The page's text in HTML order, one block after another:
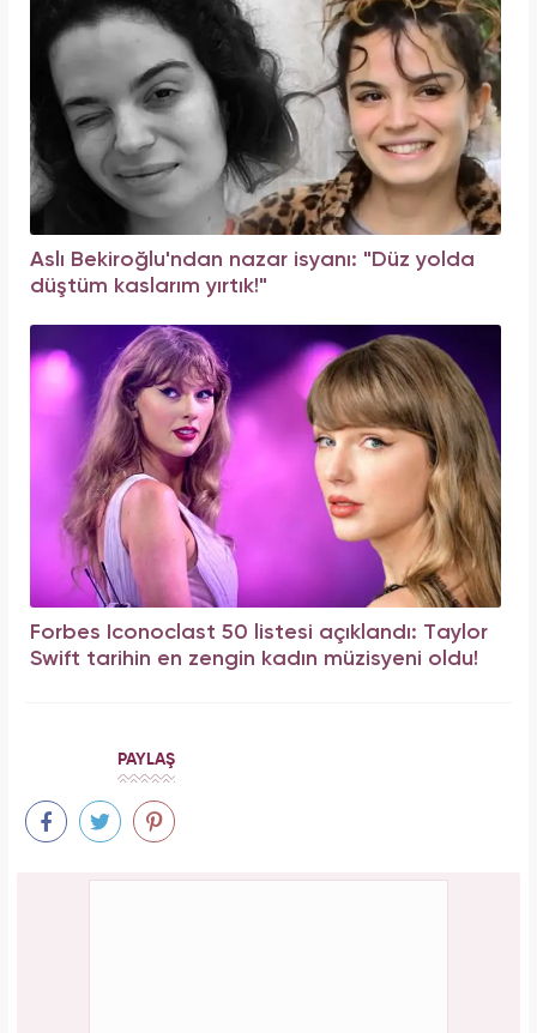
Aslı Bekiroğlu'ndan nazar isyanı: "Düz yolda
düştüm kaslarım yırtık!"
Forbes Iconoclast 50 listesi açıklandı: Taylor
Swift tarihin en zengin kadın müzisyeni oldu!
PAYLAŞ